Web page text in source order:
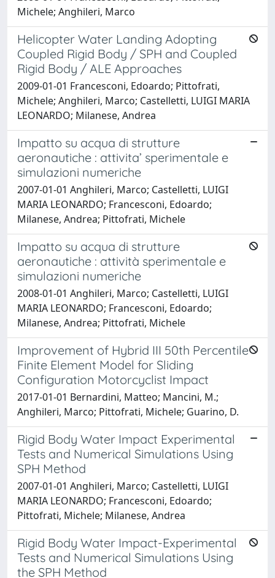
Michele; Anghileri, Marco
Helicopter Water Landing Adopting
Coupled Rigid Body / SPH and Coupled
Rigid Body / ALE Approaches
2009-01-01 Francesconi, Edoardo; Pittofrati,
Michele; Anghileri, Marco; Castelletti, LUIGI MARIA
LEONARDO; Milanese, Andrea
Impatto su acqua di strutture
aeronautiche : attivita’ sperimentale e
simulazioni numeriche
2007-01-01 Anghileri, Marco; Castelletti, LUIGI
MARIA LEONARDO; Francesconi, Edoardo;
Milanese, Andrea; Pittofrati, Michele
Impatto su acqua di strutture
aeronautiche : attività sperimentale e
simulazioni numeriche
2008-01-01 Anghileri, Marco; Castelletti, LUIGI
MARIA LEONARDO; Francesconi, Edoardo;
Milanese, Andrea; Pittofrati, Michele
Improvement of Hybrid III 50th Percentile
Finite Element Model for Sliding
Configuration Motorcyclist Impact
2017-01-01 Bernardini, Matteo; Mancini, M.;
Anghileri, Marco; Pittofrati, Michele; Guarino, D.
Rigid Body Water Impact Experimental
Tests and Numerical Simulations Using
SPH Method
2007-01-01 Anghileri, Marco; Castelletti, LUIGI
MARIA LEONARDO; Francesconi, Edoardo;
Pittofrati, Michele; Milanese, Andrea
Rigid Body Water Impact-Experimental
Tests and Numerical Simulations Using
the SPH Method